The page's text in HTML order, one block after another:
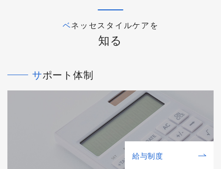
ベネッセスタイルケアを
知る
サポート体制
給与制度